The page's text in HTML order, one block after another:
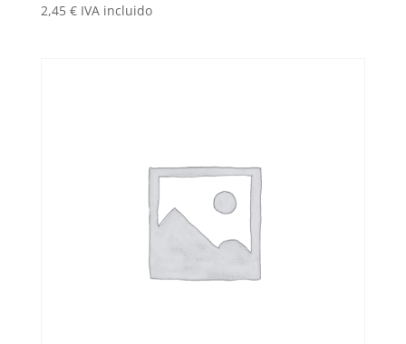
2,45 € IVA incluido